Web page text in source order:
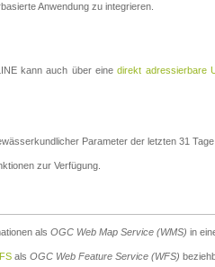
Anwendung zu integrieren.
kann auch über einedirekt adressierbare
Parameter der letzten 31
zur Verfügung.
als OGC Web Map Service (WMS) in
als OGC Web Feature Service (WFS)